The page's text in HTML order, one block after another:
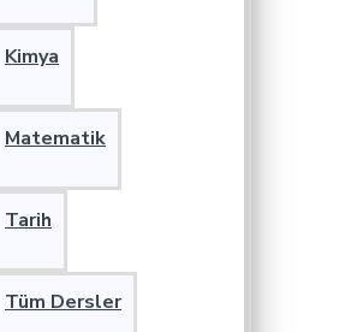
Kimya
Matematik
Tarih
Tüm Dersler